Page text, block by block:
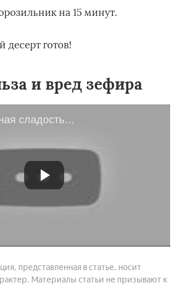
на 15 минут.
десерт готов!
и вред зефира
Зефир. Восточная сладость по-русски
представленная в статье, носит
Материалы статьи не призывают к